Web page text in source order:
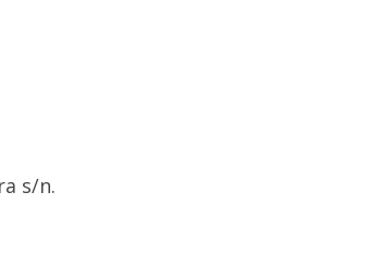
s/n.